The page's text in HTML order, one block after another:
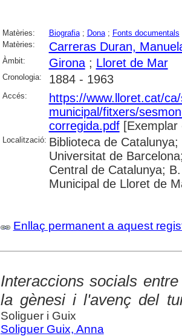
Matèries: Biografia; Dona; Fonts documentals
Matèries:
Carreras Duran,
Àmbit: Girona; Lloret de Mar
Cronologia: 1884 - 1963
Accés:
https://www.lloret.cat/
municipal/fitxers/
corregida.pdf[Exemplar
Localització: Biblioteca de
Universitat de
Central de Catalunya;
Municipal de Lloret de
Enllaç permanent a aquest
Interaccions socials
la gènesi i l'avenç del
Soliguer i Guix
Soliguer Guix, Anna